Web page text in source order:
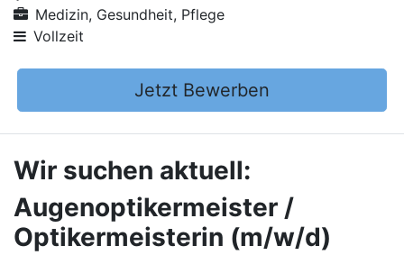
Medizin, Gesundheit, Pflege
Vollzeit
Jetzt Bewerben
Wir suchen aktuell:
Augenoptikermeister /
Optikermeisterin (m/w/d)